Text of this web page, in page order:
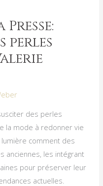
perles
des perles
la mode à redonner vie
comment des
anciennes, les intégrant
pour préserver leur
actuelles.